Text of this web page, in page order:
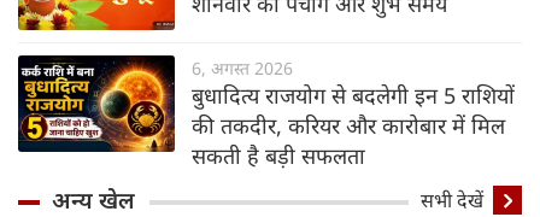
6, अगस्त 2026
बुधादित्य राजयोग से बदलेगी इन 5 राशियों
की तकदीर, करियर और कारोबार में मिल
सकती है बड़ी सफलता
अन्य खेल सभी देखें